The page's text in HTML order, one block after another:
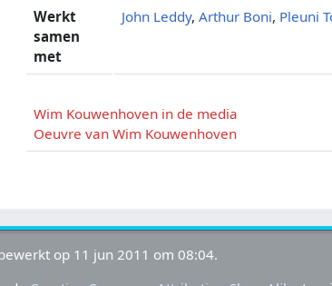
Werkt
samen
met
John Leddy,Arthur Boni, Pleuni
Wim Kouwenhoven in de media
Oeuvre van Wim Kouwenhoven
op 11 jun 2011 om 08:04.